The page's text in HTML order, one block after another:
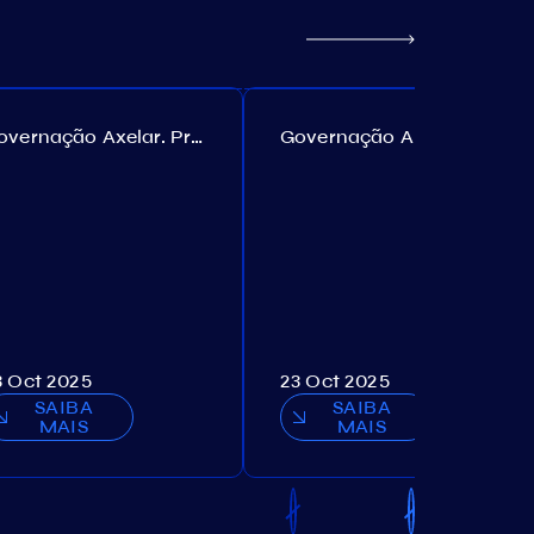
Governação Axelar. Proposta №385
Oct 2025
SAIBA
MAIS
23 Oct 2025
SAIBA
MAIS